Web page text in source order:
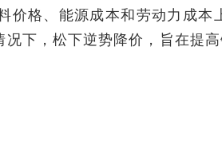
格、能源成本和劳动力成本
下，松下逆势降价，旨在提